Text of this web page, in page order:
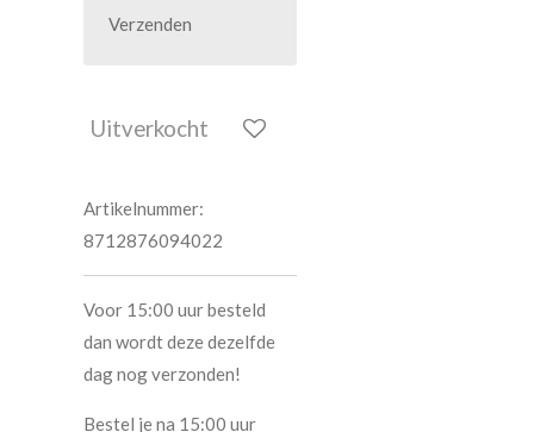
Verzenden
Uitverkocht
Artikelnummer:
8712876094022
Voor 15:00 uur besteld
dan wordt deze dezelfde
dag nog verzonden!
Bestel je na 15:00 uur